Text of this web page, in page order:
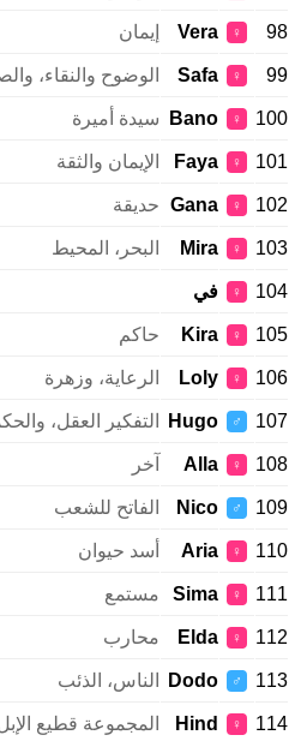
♀
Vera إيمان
♀
Safa الوضوح والنقاء، والصفاء
♀
Bano سيدة أميرة
♀
Faya الإيمان والثقة
♀
Gana حديقة
♀
Mira البحر، المحيط
♀ في
♀
Kira حاكم
♀
Loly الرعاية، وزهرة
♂
Hugo التفكير العقل، والحكمة
♀
Alla آخر
♂
Nico الفاتح للشعب
♀
Aria أسد حيوان
♀
Sima مستمع
♀
Elda محارب
♂
Dodo الناس، الذئب
♀
Hind